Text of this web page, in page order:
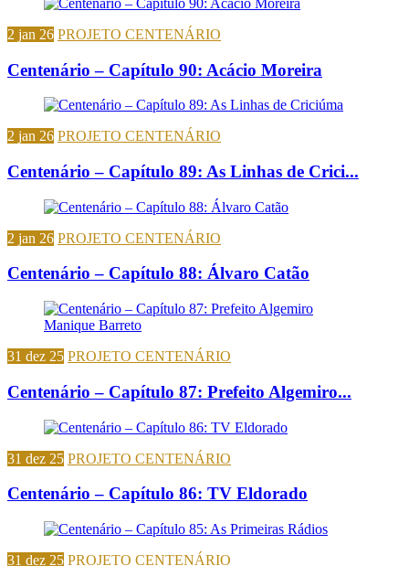
2 jan 26 PROJETO CENTENÁRIO
Centenário – Capítulo 90: Acácio Moreira
2 jan 26 PROJETO CENTENÁRIO
Centenário – Capítulo 89: As Linhas de Crici...
2 jan 26 PROJETO CENTENÁRIO
Centenário – Capítulo 88: Álvaro Catão
31 dez 25 PROJETO CENTENÁRIO
Centenário – Capítulo 87: Prefeito Algemiro...
31 dez 25 PROJETO CENTENÁRIO
Centenário – Capítulo 86: TV Eldorado
31 dez 25 PROJETO CENTENÁRIO